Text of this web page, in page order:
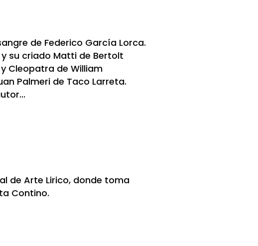
de Federico García Lorca.
su criado Matti de Bertolt
Cleopatra de William
Palmeri de Taco Larreta.
de Arte Lirico, donde toma
Contino.